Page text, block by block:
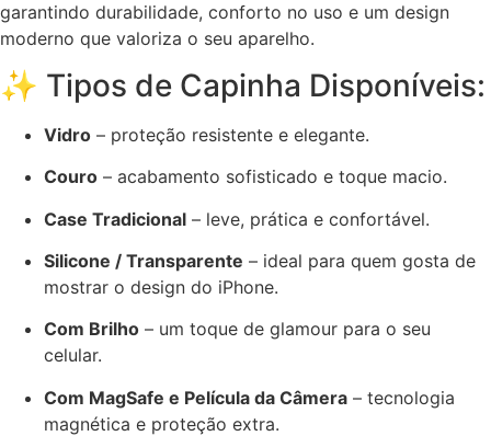
garantindo durabilidade, conforto no uso e um design
moderno que valoriza o seu aparelho.
✨ Tipos de Capinha Disponíveis:
Vidro – proteção resistente e elegante.
Couro – acabamento sofisticado e toque macio.
Case Tradicional – leve, prática e confortável.
Silicone / Transparente – ideal para quem gosta de
mostrar o design do iPhone.
Com Brilho – um toque de glamour para o seu
celular.
Com MagSafe e Película da Câmera – tecnologia
magnética e proteção extra.